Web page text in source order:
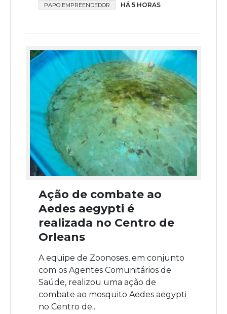
PAPO EMPREENDEDOR HÁ 5 HORAS
Ação de combate ao
Aedes aegypti é
realizada no Centro de
Orleans
A equipe de Zoonoses, em conjunto
com os Agentes Comunitários de
Saúde, realizou uma ação de
combate ao mosquito Aedes aegypti
no Centro de...